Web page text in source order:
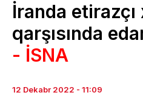
İranda etirazçı
qarşısında
- İSNA
12 Dekabr 2022 - 11:09